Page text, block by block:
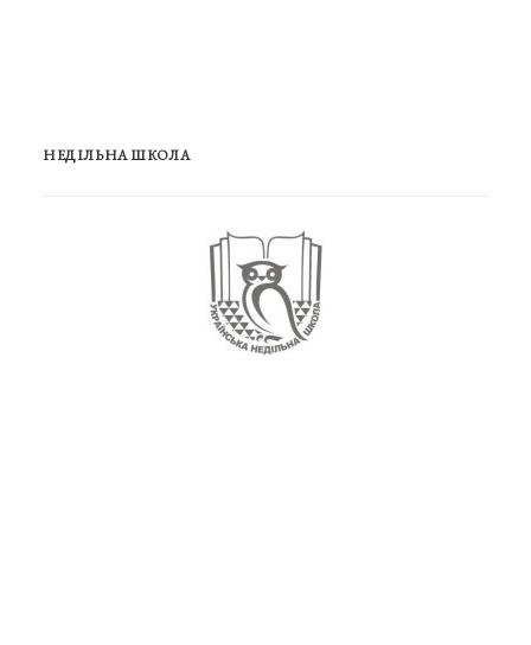
НЕДІЛЬНА ШКОЛА